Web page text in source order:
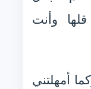
وأنت
أمهلتني